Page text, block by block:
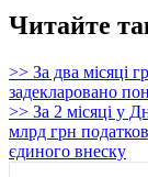
Читайте
>> За два місяці
задекларовано
>> За 2 місяці у
млрд грн
єдиного внеску